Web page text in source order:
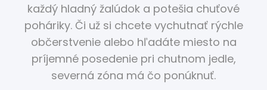
každý hladný žalúdok a potešia chuťové
poháriky. Či už si chcete vychutnať rýchle
občerstvenie alebo hľadáte miesto na
príjemné posedenie pri chutnom jedle,
severná zóna má čo ponúknuť.